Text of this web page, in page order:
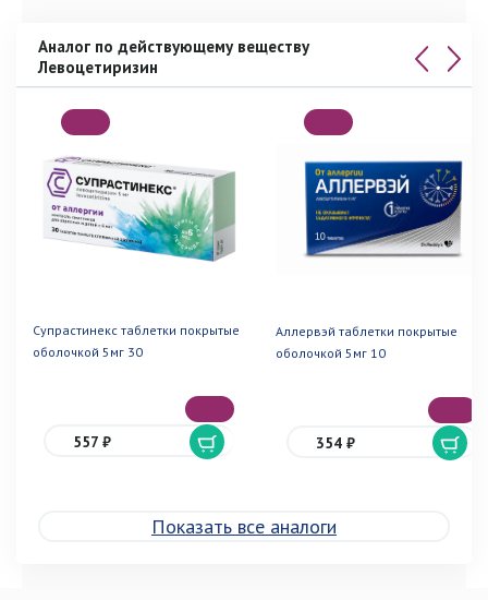
Аналог по действующему веществу
Левоцетиризин
Супрастинекс таблетки покрытые
оболочкой 5мг 30
557 ₽
Аллервэй таблетки покрытые
оболочкой 5мг 10
354 ₽
Показать все аналоги